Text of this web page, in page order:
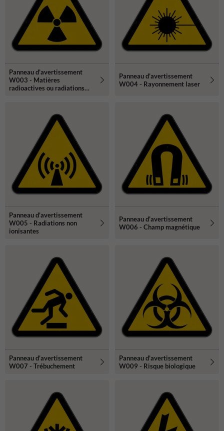
Panneau d'avertissement
W003 - Matières
radioactives ou radiations
Panneau d'avertissement
W004 - Rayonnement laser
Panneau d'avertissement
W005 - Radiations non
ionisantes
Panneau d'avertissement
W006 - Champ magnétique
Panneau d'avertissement
W007 - Trébuchement
Panneau d'avertissement
W009 - Risque biologique